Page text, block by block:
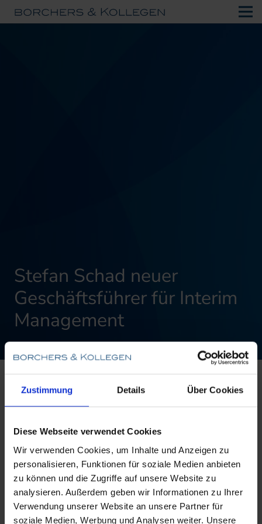
Zustimmung Details Über Cookies
Diese Webseite verwendet Cookies
Wir verwenden Cookies, um Inhalte und Anzeigen zu
personalisieren, Funktionen für soziale Medien anbieten
zu können und die Zugriffe auf unsere Website zu
analysieren. Außerdem geben wir Informationen zu Ihrer
Verwendung unserer Website an unsere Partner für
soziale Medien, Werbung und Analysen weiter. Unsere
Stefan Schad neuer
Geschäftsführer für Interim
Management
im Interim Management für Führungspositionen im
Gesundheits- und Sozialwesen weiter aus. Ab
November verstärktStefan Schad(41) das
Beratungsteam von Borchers & Kollegen.